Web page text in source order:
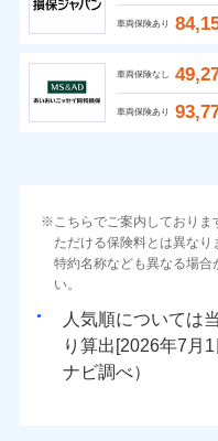
車両保険あり
車両保険なし
車両保険あり
こちらでご案内しており
ただける保険料とは異な
特約名称なども異なる場合
い。
人気順については
り算出[
年 月
ナビ調べ）